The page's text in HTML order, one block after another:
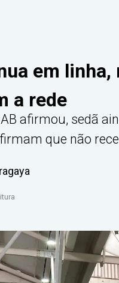
em linha,
a rede
afirmou, sedã
que não